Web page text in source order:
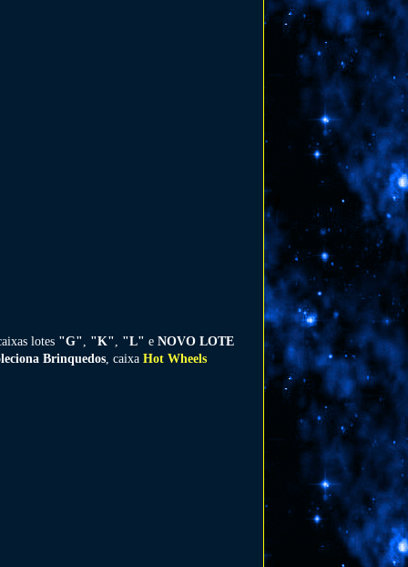
lotes "G" "K" "L" e NOVO LOTE
Brinquedos , caixa Hot Wheels